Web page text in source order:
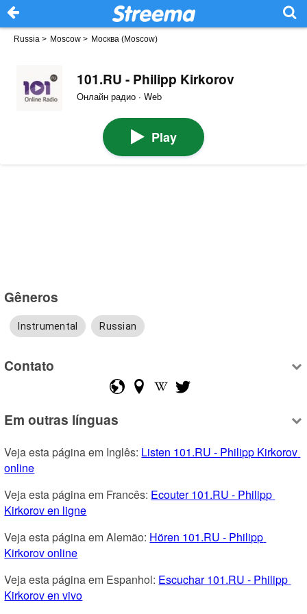
Russia > Moscow > Москва (Moscow)
101.RU - Philipp Kirkorov
Онлайн радио · Web
Play
Gêneros
Instrumental Russian
Contato
Em outras línguas
Veja esta página em Inglês: Listen 101.RU - Philipp Kirkorov
online
Veja esta página em Francês: Ecouter 101.RU - Philipp
Kirkorov en ligne
Veja esta página em Alemão: Hören 101.RU - Philipp
Kirkorov online
Veja esta página em Espanhol: Escuchar 101.RU - Philipp
Kirkorov en vivo